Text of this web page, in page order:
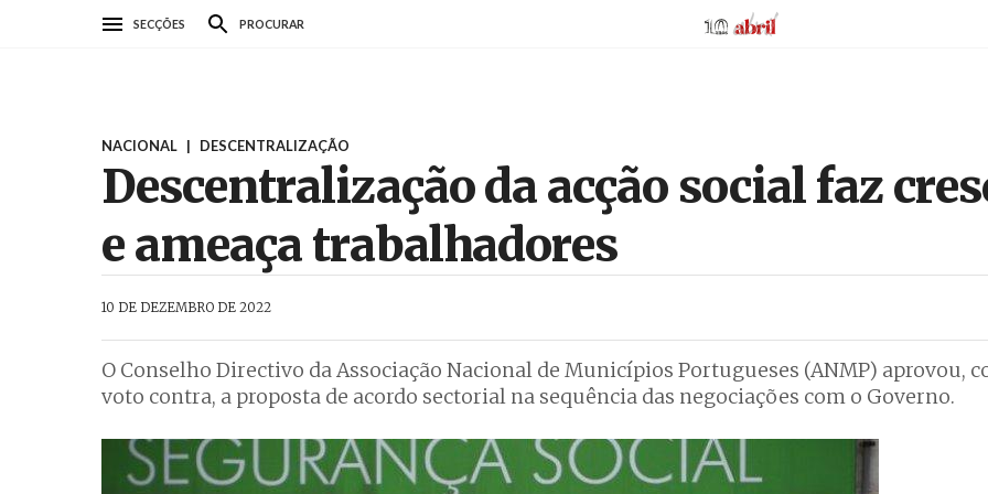
SECÇÕES PROCURAR AbrilAbril
NACIONAL | DESCENTRALIZAÇÃO
Descentralização da acção social faz
e ameaça trabalhadores
10 DE DEZEMBRO DE 2022
O Conselho Directivo da Associação Nacional de Municípios Portugueses (ANMP) aprovou,
voto contra, a proposta de acordo sectorial na sequência das negociações com o Governo.